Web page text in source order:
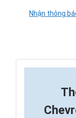
Nhận thông